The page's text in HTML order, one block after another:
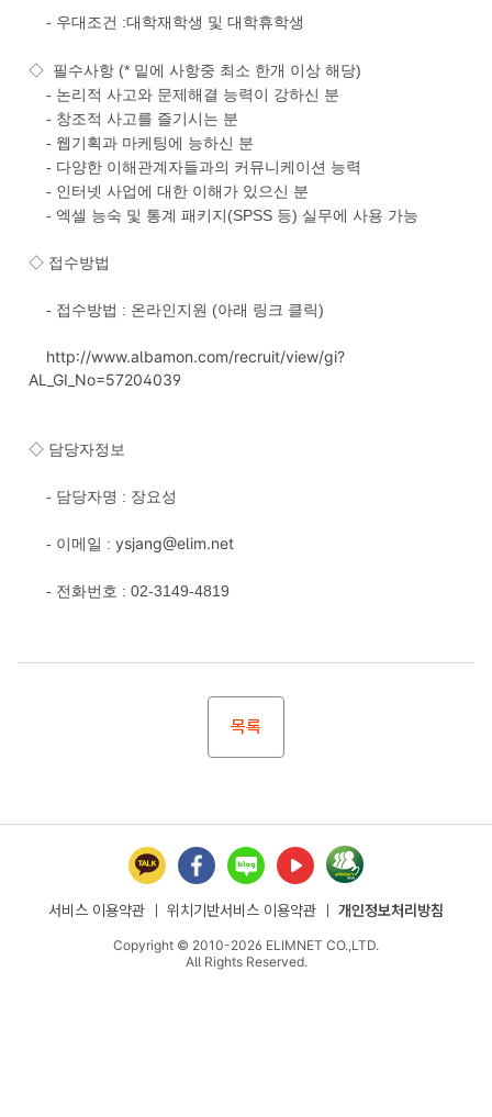
- 우대조건 :대학재학생 및 대학휴학생
◇ 필수사항 (* 밑에 사항중 최소 한개 이상 해당)
- 논리적 사고와 문제해결 능력이 강하신 분
- 창조적 사고를 즐기시는 분
- 웹기획과 마케팅에 능하신 분
- 다양한 이해관계자들과의 커뮤니케이션 능력
- 인터넷 사업에 대한 이해가 있으신 분
- 엑셀 능숙 및 통계 패키지(SPSS 등) 실무에 사용 가능
◇ 접수방법
- 접수방법 : 온라인지원 (아래 링크 클릭)
http://www.albamon.com/recruit/view/gi?
AL_GI_No=57204039
◇ 담당자정보
- 담당자명 : 장요성
- 이메일 : ysjang@elim.net
- 전화번호 : 02-3149-4819
목록
서비스 이용약관 ㅣ 위치기반서비스 이용약관 ㅣ 개인정보처리방침
Copyright © 2010-2026 ELIMNET CO.,LTD.
All Rights Reserved.